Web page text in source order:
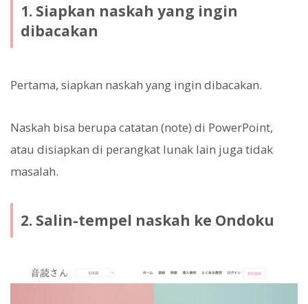
1. Siapkan naskah yang ingin
dibacakan
Pertama, siapkan naskah yang ingin dibacakan.
Naskah bisa berupa catatan (note) di PowerPoint,
atau disiapkan di perangkat lunak lain juga tidak
masalah.
2. Salin-tempel naskah ke Ondoku